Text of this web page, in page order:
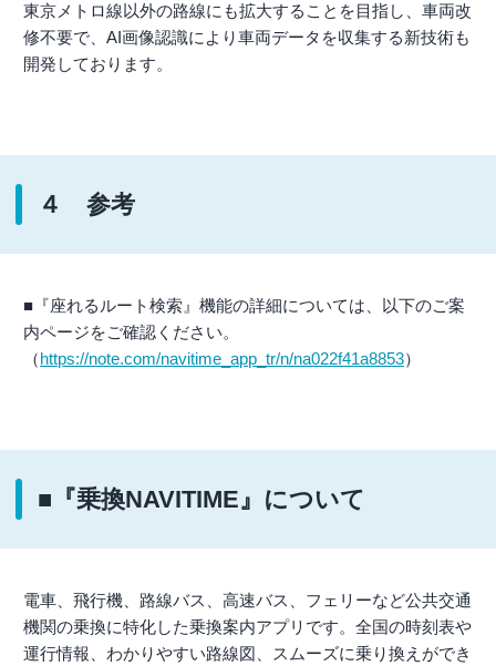
東京メトロ線以外の路線にも拡大することを目指し、車両改
修不要で、AI画像認識により車両データを収集する新技術も
開発しております。
４ 参考
■『座れるルート検索』機能の詳細については、以下のご案
内ページをご確認ください。
（https://note.com/navitime_app_tr/n/na022f41a8853）
■『乗換NAVITIME』について
電車、飛行機、路線バス、高速バス、フェリーなど公共交通
機関の乗換に特化した乗換案内アプリです。全国の時刻表や
運行情報、わかりやすい路線図、スムーズに乗り換えができ